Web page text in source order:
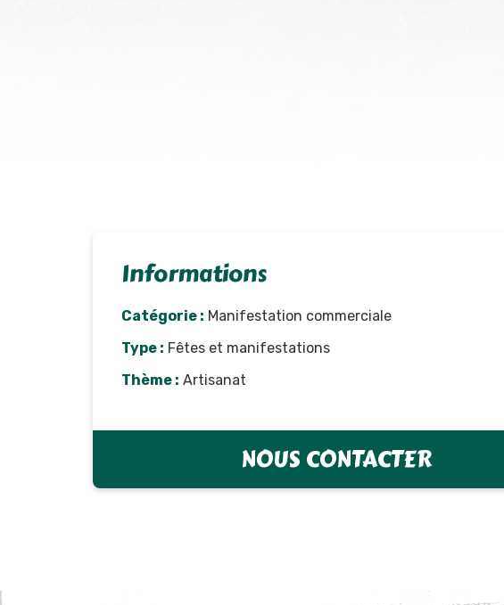
Informations
Catégorie : Manifestation commerciale
Type : Fêtes et manifestations
Thème : Artisanat
NOUS CONTACTER